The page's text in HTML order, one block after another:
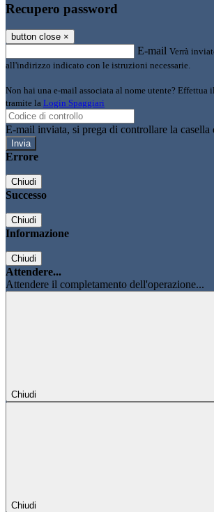
Recupero password
button close ×
E-mail Verrà
all'indirizzo indicato con le istruzioni necessarie.
Non hai una e-mail associata al nome utente? Effettua
tramite la Login Spaggiari
E-mail inviata, si prega di controllare la casella
Errore
Chiudi
Successo
Chiudi
Informazione
Chiudi
Attendere...
Attendere il completamento dell'operazione...
Chiudi
Chiudi